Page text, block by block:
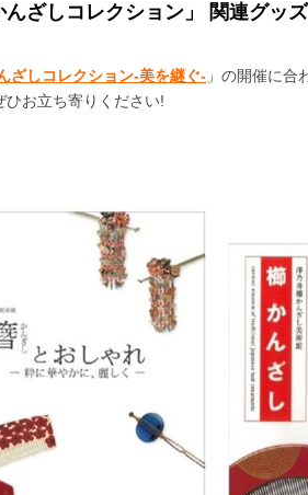
んざしコレクション」 関連グッ
ざしコレクション-美を継ぐ- 」の開催に合
ひお立ち寄りください!